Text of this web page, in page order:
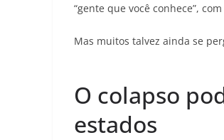
“gente que você conhece”,
Mas muitos talvez ainda se
O colapso
estados